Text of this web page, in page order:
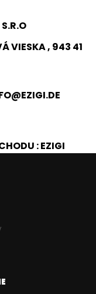
VIESKA , 943 41
: EZIGI